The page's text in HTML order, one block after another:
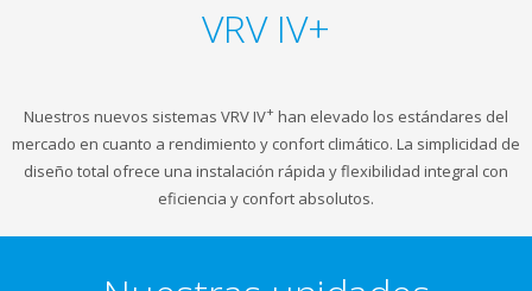
VRV IV+
Nuestros nuevos sistemas VRV IV+ han elevado los estándares del
mercado en cuanto a rendimiento y confort climático. La simplicidad de
diseño total ofrece una instalación rápida y flexibilidad integral con
eficiencia y confort absolutos.